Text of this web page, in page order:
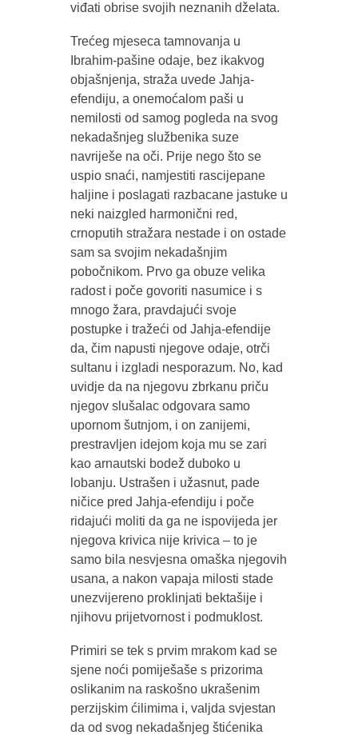
viđati obrise svojih neznanih dželata.
Trećeg mjeseca tamnovanja u
Ibrahim-pašine odaje, bez ikakvog
objašnjenja, straža uvede Jahja-
efendiju, a onemoćalom paši u
nemilosti od samog pogleda na svog
nekadašnjeg službenika suze
navriješe na oči. Prije nego što se
uspio snaći, namjestiti rascijepane
haljine i poslagati razbacane jastuke u
neki naizgled harmonični red,
crnoputih stražara nestade i on ostade
sam sa svojim nekadašnjim
pobočnikom. Prvo ga obuze velika
radost i poče govoriti nasumice i s
mnogo žara, pravdajući svoje
postupke i tražeći od Jahja-efendije
da, čim napusti njegove odaje, otrči
sultanu i izgladi nesporazum. No, kad
uvidje da na njegovu zbrkanu priču
njegov slušalac odgovara samo
upornom šutnjom, i on zanijemi,
prestravljen idejom koja mu se zari
kao arnautski bodež duboko u
lobanju. Ustrašen i užasnut, pade
ničice pred Jahja-efendiju i poče
ridajući moliti da ga ne ispovijeda jer
njegova krivica nije krivica – to je
samo bila nesvjesna omaška njegovih
usana, a nakon vapaja milosti stade
unezvijereno proklinjati bektašije i
njihovu prijetvornost i podmuklost.
Primiri se tek s prvim mrakom kad se
sjene noći pomiješaše s prizorima
oslikanim na raskošno ukrašenim
perzijskim ćilimima i, valjda svjestan
da od svog nekadašnjeg štićenika